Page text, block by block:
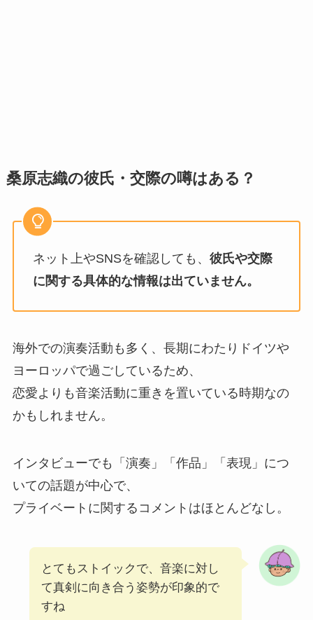
桑原志織の彼氏・交際の噂はある？
ネット上やSNSを確認しても、 彼氏や交際
に関する具体的な情報は出ていません。
海外での演奏活動も多く、長期にわたりドイツや
ヨーロッパで過ごしているため、
恋愛よりも音楽活動に重きを置いている時期なの
かもしれません。
インタビューでも「演奏」「作品」「表現」につ
いての話題が中心で、
プライベートに関するコメントはほとんどなし。
とてもストイックで、音楽に対し
て真剣に向き合う姿勢が印象的で
すね